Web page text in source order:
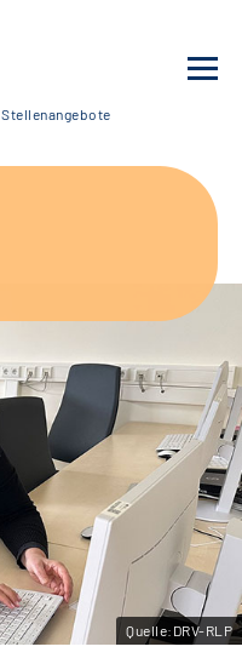
Stellenangebote
Quelle:DRV-RLP